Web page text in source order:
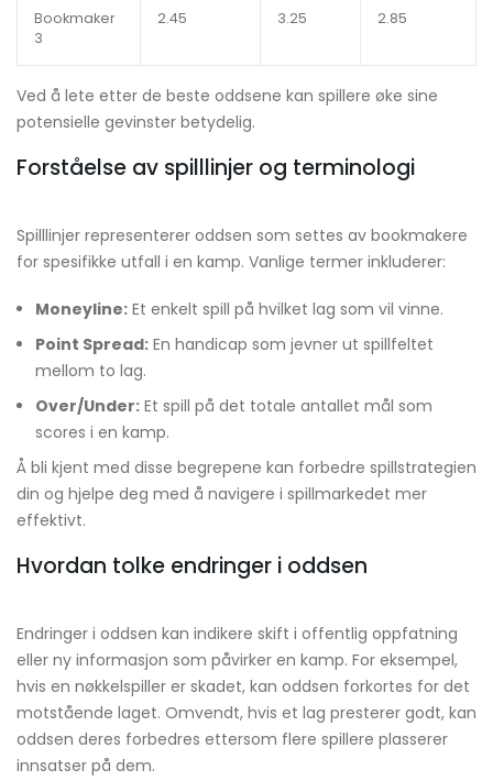
Bookmaker
3
2.45 3.25 2.85
Ved å lete etter de beste oddsene kan spillere øke sine
potensielle gevinster betydelig.
Forståelse av spilllinjer og terminologi
Spilllinjer representerer oddsen som settes av bookmakere
for spesifikke utfall i en kamp. Vanlige termer inkluderer:
Moneyline: Et enkelt spill på hvilket lag som vil vinne.
Point Spread: En handicap som jevner ut spillfeltet
mellom to lag.
Over/Under: Et spill på det totale antallet mål som
scores i en kamp.
Å bli kjent med disse begrepene kan forbedre spillstrategien
din og hjelpe deg med å navigere i spillmarkedet mer
effektivt.
Hvordan tolke endringer i oddsen
Endringer i oddsen kan indikere skift i offentlig oppfatning
eller ny informasjon som påvirker en kamp. For eksempel,
hvis en nøkkelspiller er skadet, kan oddsen forkortes for det
motstående laget. Omvendt, hvis et lag presterer godt, kan
oddsen deres forbedres ettersom flere spillere plasserer
innsatser på dem.